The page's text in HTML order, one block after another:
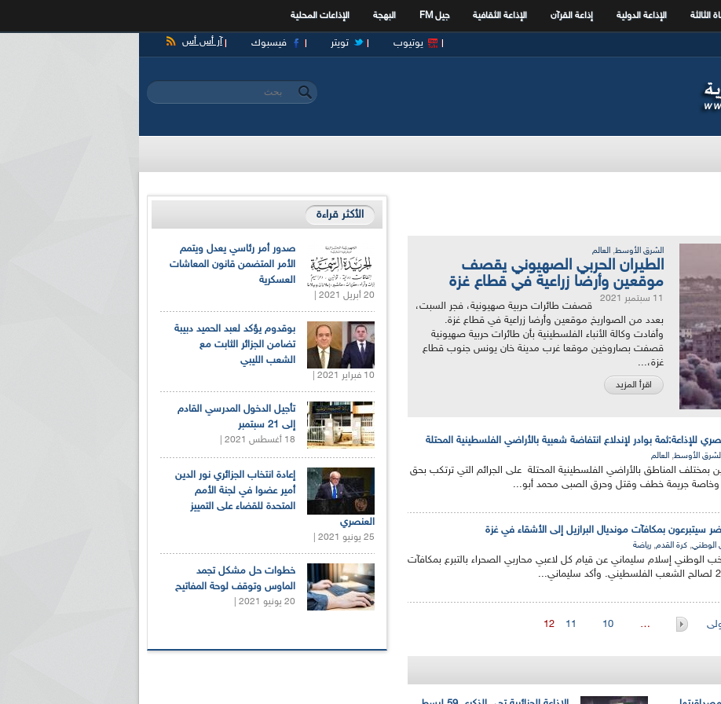
الثالثة الإذاعة الدولية إذاعة القرآن الإذاعة الثقافية جيل FM البهجة الإذاعات المحلية
آر أس أس فيسبوك تويتر يوتيوب
استمارة البحث
‏بحث ‏
الشرق الأوسط, العالم
الطيران الحربي الصهيوني يقصف
موقعين وأرضا زراعية في قطاع غزة
11 سبتمبر 2021
قصفت طائرات حربية صهيونية، فجر السبت،
بعدد من الصواريخ موقعين وأرضا زراعية في قطاع غزة.
وأفادت وكالة الأنباء الفلسطينية بأن طائرات حربية صهيونية
قصفت بصاروخين موقعا غرب مدينة خان يونس جنوب قطاع
غزة،...
اقرأ المزيد
للإذاعة:ثمة بوادر لإندلاع انتفاضة شعبية بالأراضي الفلسطينية المحتلة
الأوسط, العالم
بمختلف المناطق بالأراضي الفلسطينية المحتلة على الجرائم التي ترتكب بحق
جريمة خطف وقتل وحرق الصبى محمد أبو...
سيتبرعون بمكافآت مونديال البرازيل إلى الأشقاء في غزة
الوطني, كرة القدم, رياضة
إسلام سليماني عن قيام كل لاعبي محاربي الصحراء بالتبرع بمكافآت
…
10
11
12
الأكثر قراءة
صدور أمر رئاسي يعدل ويتمم
الأمر المتضمن قانون المعاشات
العسكرية
20 أبريل 2021 |
بوقدوم يؤكد لعبد الحميد دبيبة
تضامن الجزائر الثابت مع
الشعب الليبي
10 فبراير 2021 |
تأجيل الدخول المدرسي القادم
إلى 21 سبتمبر
18 أغسطس 2021 |
إعادة انتخاب الجزائري نور الدين
أمير عضوا في لجنة الأمم
المتحدة للقضاء على التمييز
العنصري
25 يونيو 2021 |
خطوات حل مشكل تجمد
الماوس وتوقف لوحة المفاتيح
20 يونيو 2021 |